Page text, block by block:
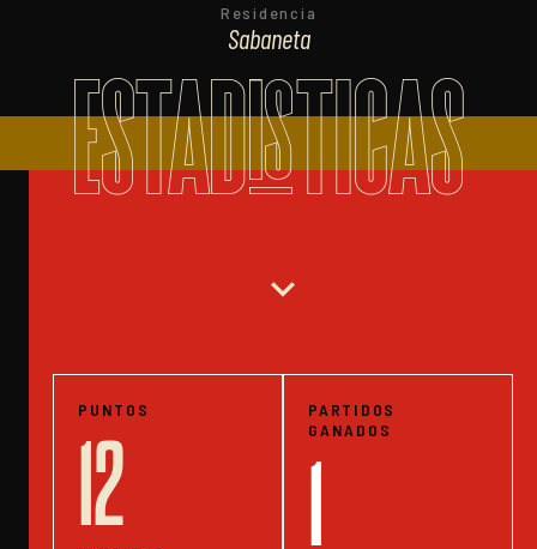
Residencia
Sabaneta
ESTADISTICAS
expand_more
PUNTOS
12
PARTIDOS
GANADOS
1